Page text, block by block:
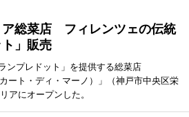
ア総菜店 フィレンツェの伝統
」販売
ンプレドット」を提供する総菜店
ート・ディ・マーノ）」（神戸市中央区栄
アにオープンした。